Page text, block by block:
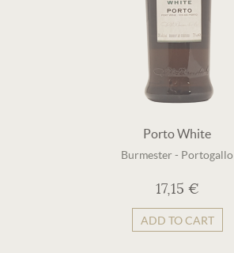
Porto White
Burmester- Portogallo
17,15 €
ADD TO CART